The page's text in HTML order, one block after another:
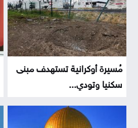
مُسيرة أوكرانية تستهدف مبنى
سكنيا وتودي...